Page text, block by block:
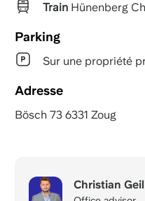
TrainHünenberg
Parking
Sur une propriété
Adresse
Bösch 73 6331 Zoug
Christian